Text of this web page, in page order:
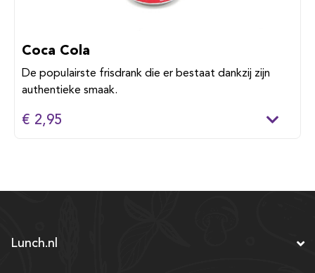
Coca Cola
De populairste frisdrank die er bestaat dankzij zijn
authentieke smaak.
€ 2,95
Lunch.nl